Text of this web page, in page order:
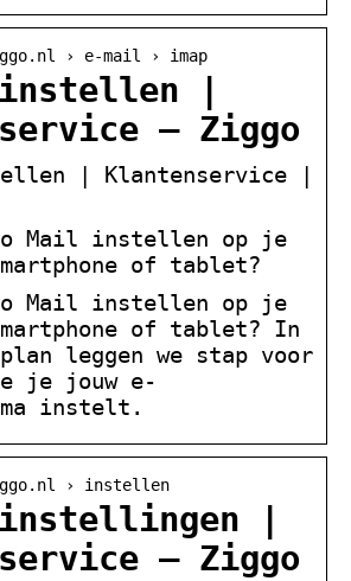
› e-mail › imap
|
– Ziggo
| Klantenservice |
Mail instellen op je
of tablet?
Mail instellen op je
of tablet? In
leggen we stap voor
je jouw e-
instelt.
› instellen
|
– Ziggo